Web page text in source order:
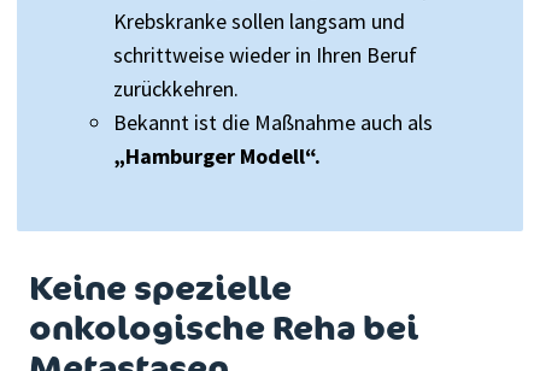
Krebskranke sollen langsam und
schrittweise wieder in Ihren Beruf
zurückkehren.
Bekannt ist die Maßnahme auch als
„Hamburger Modell“.
Keine spezielle
onkologische Reha bei